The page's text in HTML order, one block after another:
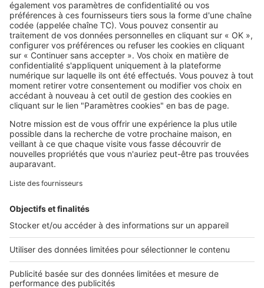
Assurance habitation : quelles sont
les nouvelles obligations pour les
propriétaires de maisons neuves ?
Image
Réglementations
Bon à savoir : peut-on refuser une
construction en limite de propriété ?
Image
Réglementations
Image
Réglementations
doit-il être indiqué sur le devis ?